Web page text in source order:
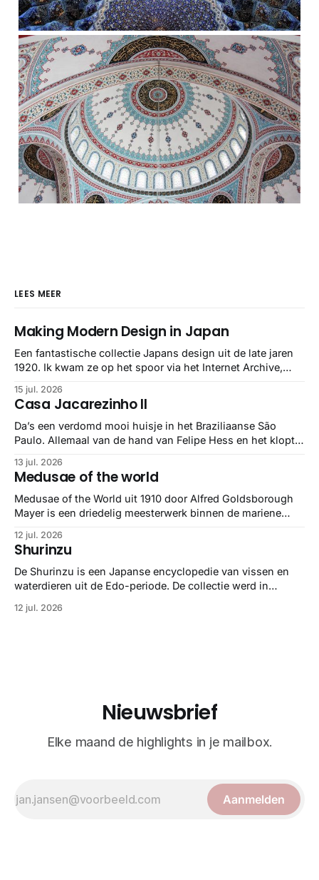
LEES MEER
Making Modern Design in Japan
Een fantastische collectie Japans design uit de late jaren
1920. Ik kwam ze op het spoor via het Internet Archive,
gebundeld in een: boek ✨ Daarin hebben ze alle scans een
stuk netter getrokken, maar op deze manier vind ik ze er
minstens
15 jul. 2026
Casa Jacarezinho II
Da’s een verdomd mooi huisje in het Braziliaanse São
Paulo. Allemaal van de hand van Felipe Hess en het klopt
13 jul. 2026
Medusae of the world
Medusae of the World uit 1910 door Alfred Goldsborough
Mayer is een driedelig meesterwerk binnen de mariene
gedetailleerd overzicht van kwallensoorten en hun
taxonomie. Het boek staat bekend om de combinatie van
strikte wetenschap met prachtige, handgetekende
illustraties en kleurendrukplaten van Mayer zelf.
12 jul. 2026
Shurinzu
De Shurinzu is een Japanse encyclopedie van vissen en
waterdieren uit de Edo-periode. De collectie werd in
bekend om verfijnde technieken en bijna driedimensionale
12 jul. 2026
Nieuwsbrief
Elke maand de highlights in je mailbox.
Aanmelden